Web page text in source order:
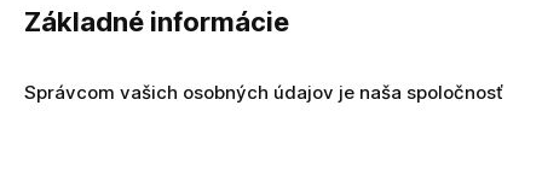
Základné informácie
Správcom vašich osobných údajov je naša spoločnosť